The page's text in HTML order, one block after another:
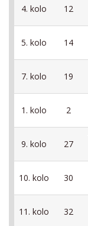
4. kolo 12
5. kolo 14
7. kolo 19
1. kolo 2
9. kolo 27
10. kolo 30
11. kolo 32